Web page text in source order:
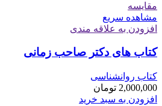
مقایسه
مشاهده سریع
افزودن به علاقه مندی
کتاب های دکتر صاحب زمانی
کتاب روانشناسی
2,000,000 تومان
افزودن به سبد خرید